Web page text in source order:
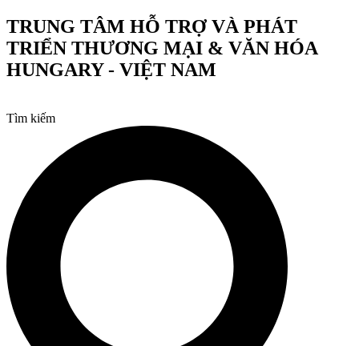
Chuyển
đến
nội
dung
TRUNG TÂM HỖ TRỢ VÀ PHÁT
TRIỂN THƯƠNG MẠI & VĂN HÓA
HUNGARY - VIỆT NAM
Tìm kiếm